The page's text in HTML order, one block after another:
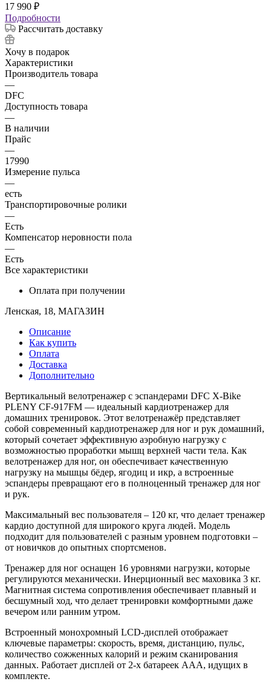
17 990 ₽
Подробности
Рассчитать доставку
Хочу в подарок
Характеристики
Производитель товара
—
DFC
Доступность товара
—
В наличии
Прайс
—
17990
Измерение пульса
—
есть
Транспортировочные ролики
—
Есть
Компенсатор неровности пола
—
Есть
Все характеристики
Оплата при получении
Ленская, 18, МАГАЗИН
Описание
Как купить
Оплата
Доставка
Дополнительно
Вертикальный велотренажер с эспандерами DFC X-Bike
PLENY CF-917FM — идеальный кардиотренажер для
домашних тренировок. Этот велотренажёр представляет
собой современный кардиотренажер для ног и рук домашний,
который сочетает эффективную аэробную нагрузку с
возможностью проработки мышц верхней части тела. Как
велотренажер для ног, он обеспечивает качественную
нагрузку на мышцы бёдер, ягодиц и икр, а встроенные
эспандеры превращают его в полноценный тренажер для ног
и рук.
Максимальный вес пользователя – 120 кг, что делает тренажер
кардио доступной для широкого круга людей. Модель
подходит для пользователей с разным уровнем подготовки –
от новичков до опытных спортсменов.
Тренажер для ног оснащен 16 уровнями нагрузки, которые
регулируются механически. Инерционный вес маховика 3 кг.
Магнитная система сопротивления обеспечивает плавный и
бесшумный ход, что делает тренировки комфортными даже
вечером или ранним утром.
Встроенный монохромный LCD-дисплей отображает
ключевые параметры: скорость, время, дистанцию, пульс,
количество сожженных калорий и режим сканирования
данных. Работает дисплей от 2-х батареек ААА, идущих в
комплекте.